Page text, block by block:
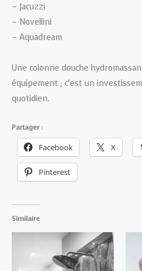
– Jacuzzi
– Novellini
– Aquadream
Une colonne douche
équipement ; c’est un
quotidien.
Partager :
Facebook X
Pinterest
Similaire